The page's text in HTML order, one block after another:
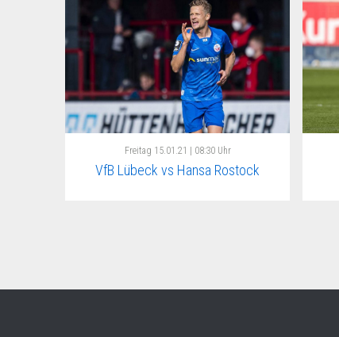
Freitag 15.01.21 | 08:30 Uhr
VfB Lübeck vs Hansa Rostock